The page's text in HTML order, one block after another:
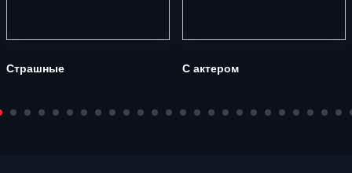
Страшные С актером